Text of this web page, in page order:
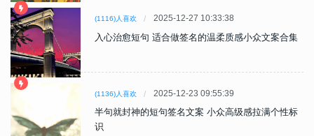
(1116)人喜欢 2025-12-27 10:33:38
入心治愈短句 适合做签名的温柔质感小众文案合集
(1136)人喜欢 2025-12-23 09:55:39
半句就封神的短句签名文案 小众高级感拉满个性标
识